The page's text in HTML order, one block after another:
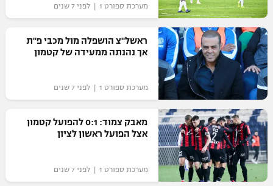
מערכת ספורט 1 | לפני 7 שנים
ראשל"צ הושפלה מול מכבי פ"ת
אך נהנתה ממעידה של קטמון
מערכת ספורט 1 | לפני 7 שנים
מאבק צמוד: 0:1 להפועל קטמון
אצל הפועל ראשון לציון
מערכת ספורט 1 | לפני 7 שנים